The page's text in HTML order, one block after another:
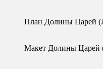
План Долины Царей
Макет Долины Царей